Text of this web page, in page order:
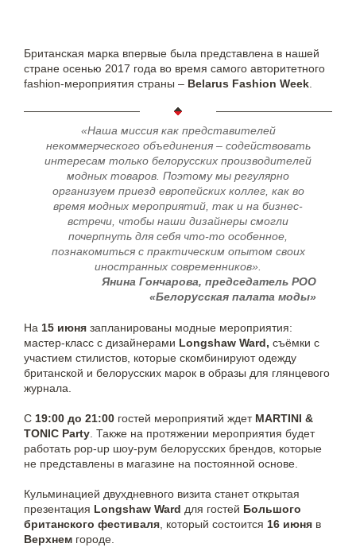
Британская марка впервые была представлена в нашей
стране осенью 2017 года во время самого авторитетного
fashion-мероприятия страны – Belarus Fashion Week
«Наша миссия как представителей
некоммерческого объединения – содействовать
интересам только белорусских производителей
модных товаров. Поэтому мы регулярно
организуем приезд европейских коллег, как во
время модных мероприятий, так и на бизнес-
встречи, чтобы наши дизайнеры смогли
почерпнуть для себя что-то особенное,
познакомиться с практическим опытом своих
иностранных современников».
Янина Гончарова, председатель РОО
«Белорусская палата моды»
На 15 июня запланированы модные мероприятия:
мастер-класс с дизайнерами Longshaw Ward, съёмки с
участием стилистов, которые скомбинируют одежду
британской и белорусских марок в образы для глянцевого
журнала.
С 19:00 до 21:00 гостей мероприятий ждет MARTINI &
TONIC Party . Также на протяжении мероприятия будет
работать pop-up шоу-рум белорусских брендов, которые
не представлены в магазине на постоянной основе.
Кульминацией двухдневного визита станет открытая
презентация Longshaw Ward для гостей Большого
британского фестиваля , который состоится 16 июня в
Верхнем городе.